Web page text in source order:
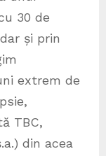
30 de
și prin
extrem de
TBC,
din acea